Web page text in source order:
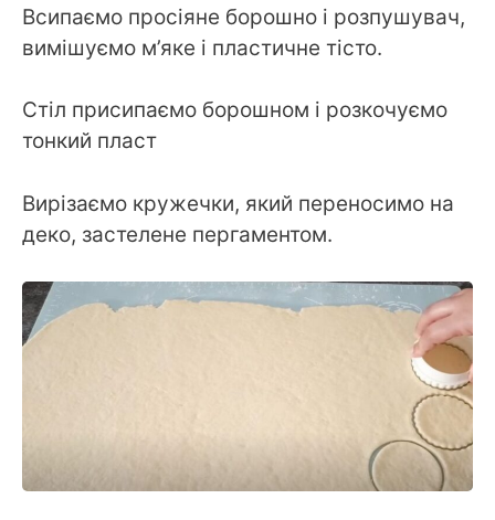
Всипаємо просіяне борошно і розпушувач,
вимішуємо м’яке і пластичне тісто.
Стіл присипаємо борошном і розкочуємо
тонкий пласт
Вирізаємо кружечки, який переносимо на
деко, застелене пергаментом.